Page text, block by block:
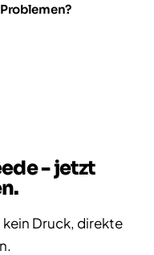
- jetzt
Druck, direkte